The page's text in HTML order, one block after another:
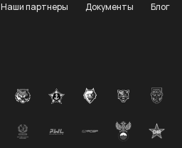
Наши партнеры Документы
Блог